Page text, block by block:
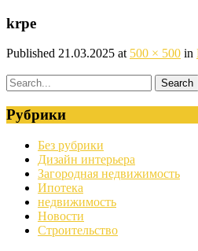
krpe
Published 21.03.2025 at 500 × 500 in
Рубрики
Без рубрики
Дизайн интерьера
Загородная недвижимость
Ипотека
недвижимость
Новости
Строительство